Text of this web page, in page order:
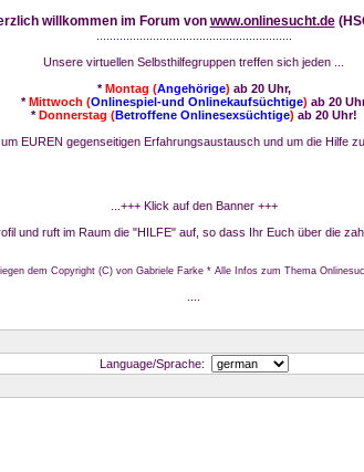
willkommen im Forum von www.onlinesucht.de
Unsere virtuellen Selbsthilfegruppen treffen sich jeden ...
*Montag (Angehörige) ab 20 Uhr,
*Mittwoch (Onlinespiel-und Onlinekaufsüchtige) ab 20
*Donnerstag (Betroffene Onlinesexsüchtige) ab 20 Uhr!
EUREN gegenseitigen Erfahrungsaustausch und um die Hilfe
...+++ Klick auf den Banner +++
und ruft im Raum die "HILFE" auf, so dass Ihr Euch über die
dem Copyright (C) von Gabriele Farke * Alle Infos zum Thema
Language/Sprache: